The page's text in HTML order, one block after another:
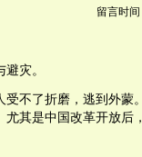
留言时间
灾。
受不了折磨，逃到外蒙
尤其是中国改革开放后